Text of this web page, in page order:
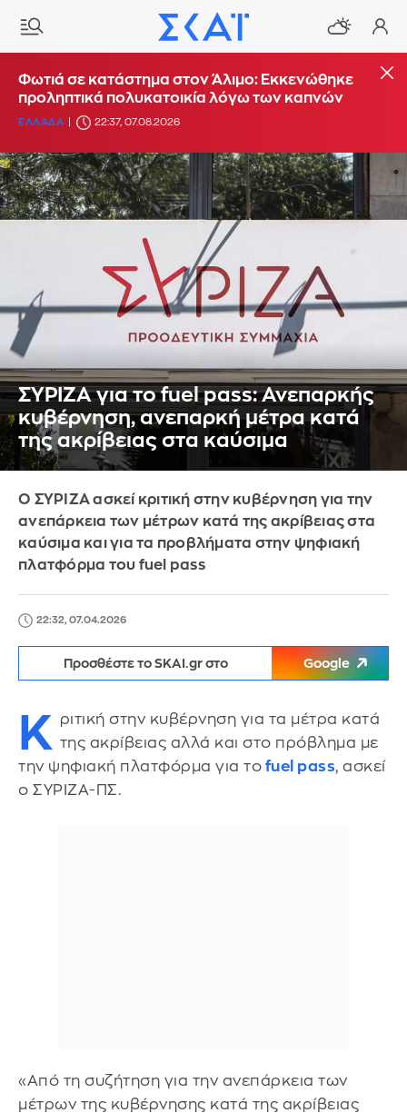
Φωτιά σε κατάστημα στον Άλιμο: Εκκενώθηκε
προληπτικά πολυκατοικία λόγω των καπνών
ΕΛΛΑΔΑ 22:37, 07.08.2026
ΣΥΡΙΖΑ για το fuel pass: Ανεπαρκής
κυβέρνηση, ανεπαρκή μέτρα κατά
της ακρίβειας στα καύσιμα
Ο ΣΥΡΙΖΑ ασκεί κριτική στην κυβέρνηση για την
ανεπάρκεια των μέτρων κατά της ακρίβειας στα
καύσιμα και για τα προβλήματα στην ψηφιακή
πλατφόρμα του fuel pass
22:32, 07.04.2026
Προσθέστε το SKAI.gr στο Google
Κ ριτική στην κυβέρνηση για τα μέτρα κατά
της ακρίβειας αλλά και στο πρόβλημα με
την ψηφιακή πλατφόρμα για το fuel pass, ασκεί
ο ΣΥΡΙΖΑ-ΠΣ.
«Από τη συζήτηση για την ανεπάρκεια των
μέτρων της κυβέρνησης κατά της ακρίβειας